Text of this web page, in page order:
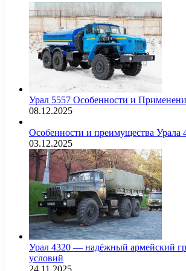
Урал 5557 Особенности и
08.12.2025
Особенности и преимущества Урала
03.12.2025
Урал 4320 — надёжный армейский
условий